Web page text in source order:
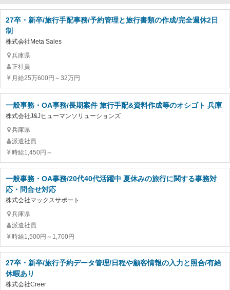
27卒・新卒/旅行手配事務/予約管理と旅行書類の作成/完全週休2日
制
株式会社Meta Sales
兵庫県
正社員
月給25万600円～32万円
一般事務・OA事務/長期案件 旅行手配&資料作成等のオシゴト 兵庫
株式会社J&Jヒューマンソリューションズ
兵庫県
派遣社員
時給1,450円～
一般事務・OA事務/20代40代活躍中 夏休みの旅行に関する事務対
応・問合せ対応
株式会社マックスサポート
兵庫県
派遣社員
時給1,500円～1,700円
27卒・新卒/旅行予約データ管理/日程や顧客情報の入力と照合/有給
休暇あり
株式会社Creer